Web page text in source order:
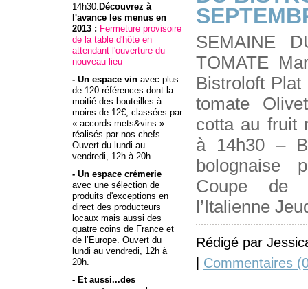
14h30. Découvrez à
l'avance les menus en
2013 : Fermeture provisoire
de la table d'hôte en
attendant l'ouverture du
nouveau lieu
- Un espace vin avec plus
de 120 références dont la
moitié des bouteilles à
moins de 12€, classées par
« accords mets&vins »
réalisés par nos chefs.
Ouvert du lundi au
vendredi, 12h à 20h.
- Un espace crémerie
avec une sélection de
produits d'exceptions en
direct des producteurs
locaux mais aussi des
quatre coins de France et
de l’Europe. Ouvert du
lundi au vendredi, 12h à
20h.
- Et aussi...des
SEMAINE
TOMATE
Bistroloft
tomate
cotta au fruit
à 14h30 –
bolognaise
Coupe de
l’Italienne
Rédigé par
| Commentaires